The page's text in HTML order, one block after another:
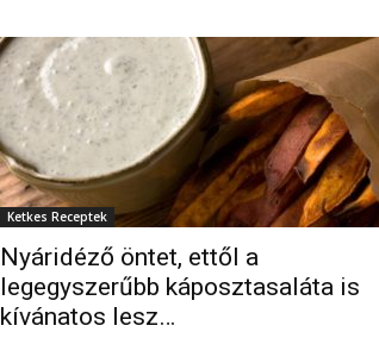
Ketkes Receptek
Nyáridéző öntet, ettől a
legegyszerűbb káposztasaláta is
kívánatos lesz…